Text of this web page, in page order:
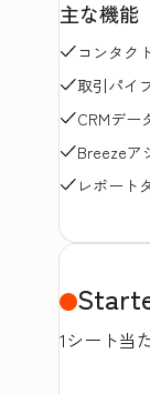
主な機能
コンタク
取引パイ
CRMデー
Breezeア
レポート
1シート当